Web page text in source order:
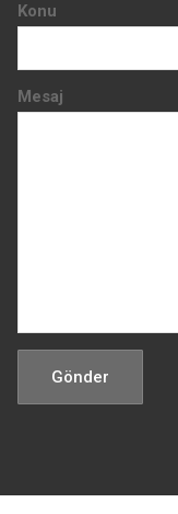
Konu
Mesaj
Gönder